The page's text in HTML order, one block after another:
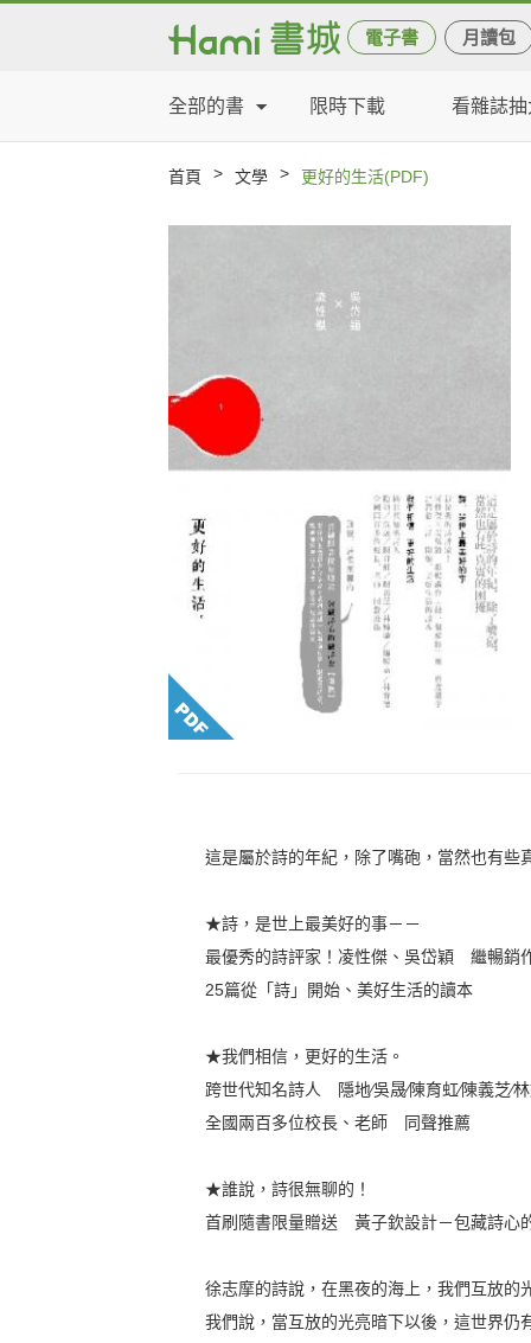
電子書 月讀包
全部的書 限時下載 看雜誌
首頁 > 文學 > 更好的生活(PDF)
這是屬於詩的年紀，除了嘴砲，當然也有些
★詩，是世上最美好的事－－
最優秀的詩評家！凌性傑、吳岱穎 繼暢銷
25篇從「詩」開始、美好生活的讀本
★我們相信，更好的生活。
跨世代知名詩人 隱地∕吳晟∕陳育虹∕陳義芝∕
全國兩百多位校長、老師 同聲推薦
★誰說，詩很無聊的！
首刷隨書限量贈送 黃子欽設計－包藏詩心
徐志摩的詩說，在黑夜的海上，我們互放的
我們說，當互放的光亮暗下以後，這世界仍